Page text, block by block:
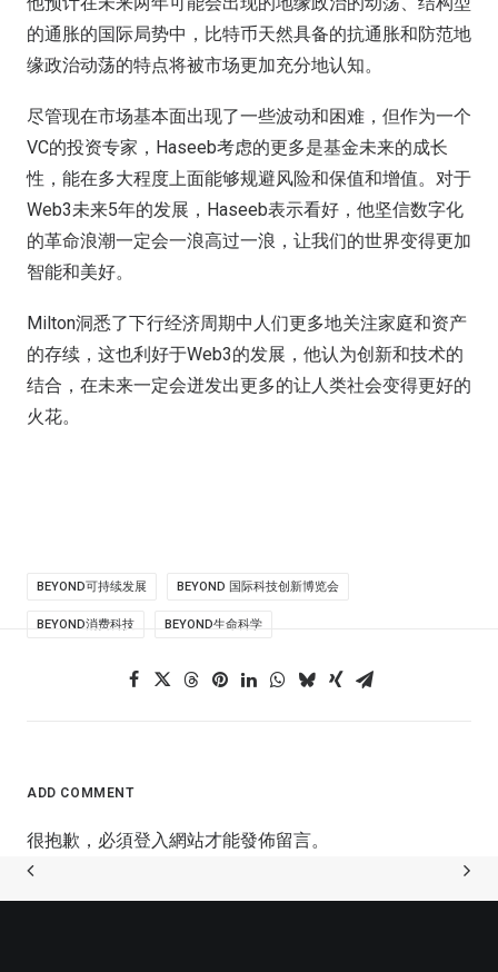
的通胀的国际局势中，比特币天然具备的抗通胀和防范地
缘政治动荡的特点将被市场更加充分地认知。
尽管现在市场基本面出现了一些波动和困难，但作为一个
VC的投资专家，Haseeb考虑的更多是基金未来的成长
性，能在多大程度上面能够规避风险和保值和增值。对于
Web3未来5年的发展，Haseeb表示看好，他坚信数字化
的革命浪潮一定会一浪高过一浪，让我们的世界变得更加
智能和美好。
Milton洞悉了下行经济周期中人们更多地关注家庭和资产
的存续，这也利好于Web3的发展，他认为创新和技术的
结合，在未来一定会迸发出更多的让人类社会变得更好的
火花。
BEYOND可持续发展 BEYOND 国际科技创新博览会
BEYOND消费科技 BEYOND生命科学
ADD COMMENT
很抱歉，必須登入網站才能發佈留言。